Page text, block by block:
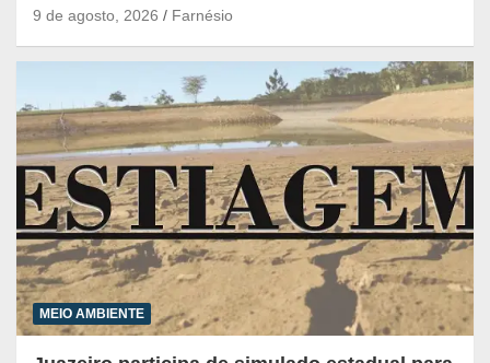
9 de agosto, 2026 Farnésio
MEIO AMBIENTE